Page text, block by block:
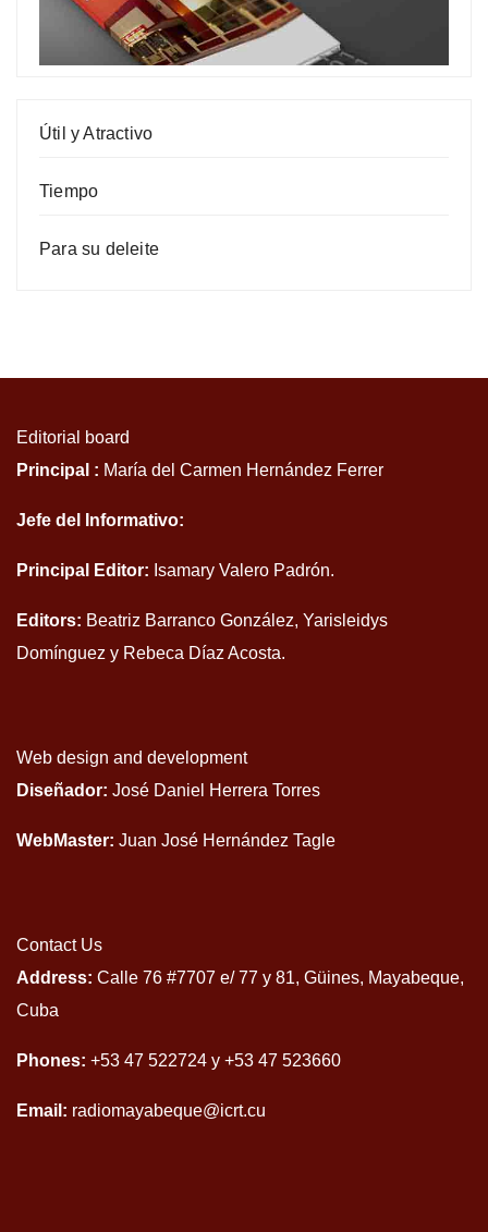
Útil y Atractivo
Tiempo
Para su deleite
Editorial board
Principal : María del Carmen Hernández Ferrer
Jefe del Informativo:
Principal Editor: Isamary Valero Padrón.
Editors: Beatriz Barranco González, Yarisleidys
Domínguez y Rebeca Díaz Acosta.
Web design and development
Diseñador: José Daniel Herrera Torres
WebMaster: Juan José Hernández Tagle
Contact Us
Address: Calle 76 #7707 e/ 77 y 81, Güines, Mayabeque,
Cuba
Phones: +53 47 522724 y +53 47 523660
Email: radiomayabeque@icrt.cu